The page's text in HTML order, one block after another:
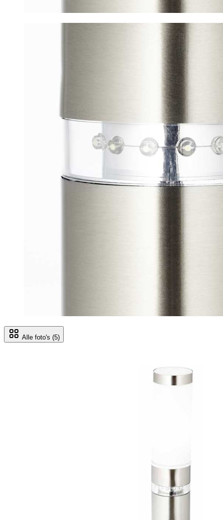
Alle foto's (5)